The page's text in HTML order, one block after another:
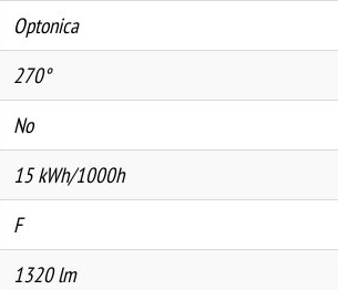
Optonica
270°
No
15 kWh/1000h
F
1320 lm